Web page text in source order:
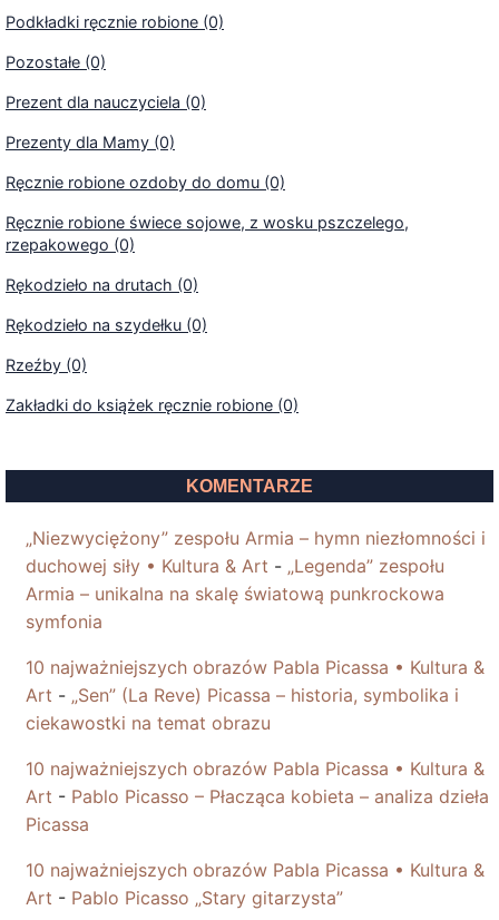
Podkładki ręcznie robione (0)
Pozostałe (0)
Prezent dla nauczyciela (0)
Prezenty dla Mamy (0)
Ręcznie robione ozdoby do domu (0)
Ręcznie robione świece sojowe, z wosku pszczelego,
rzepakowego (0)
Rękodzieło na drutach (0)
Rękodzieło na szydełku (0)
Rzeźby (0)
Zakładki do książek ręcznie robione (0)
KOMENTARZE
„Niezwyciężony” zespołu Armia – hymn niezłomności i
duchowej siły • Kultura & Art - „Legenda” zespołu
Armia – unikalna na skalę światową punkrockowa
symfonia
10 najważniejszych obrazów Pabla Picassa • Kultura &
Art - „Sen” (La Reve) Picassa – historia, symbolika i
ciekawostki na temat obrazu
10 najważniejszych obrazów Pabla Picassa • Kultura &
Art - Pablo Picasso – Płacząca kobieta – analiza dzieła
Picassa
10 najważniejszych obrazów Pabla Picassa • Kultura &
Art - Pablo Picasso „Stary gitarzysta”